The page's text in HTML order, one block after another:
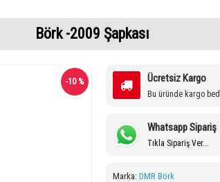
Börk -2009 Şapkası
-10 % Ücretsiz Kargo
Bu üründe kargo
Whatsapp Sipariş
Tıkla Sipariş Ver...
Marka: DMR Börk